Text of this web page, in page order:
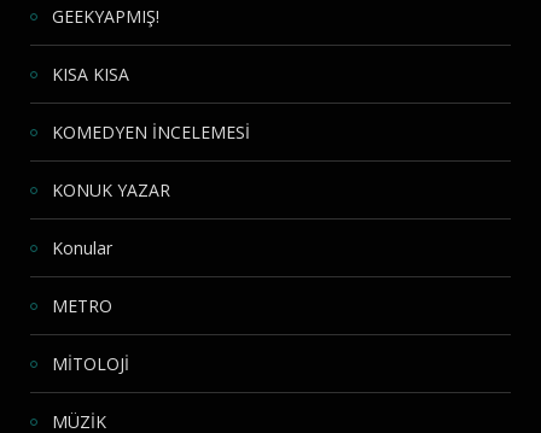
GEEKYAPMIŞ!
KISA KISA
KOMEDYEN İNCELEMESİ
KONUK YAZAR
Konular
METRO
MİTOLOJİ
MÜZİK